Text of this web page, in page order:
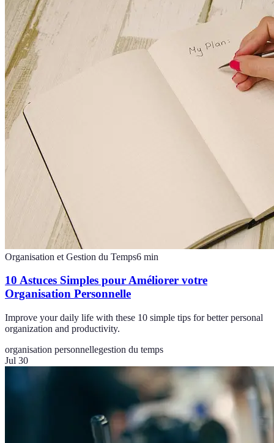
Organisation et Gestion du Temps6 min
10 Astuces Simples pour Améliorer votre
Organisation Personnelle
Improve your daily life with these 10 simple tips for better personal
organization and productivity.
organisation personnellegestion du temps
Jul 30